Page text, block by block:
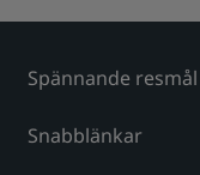
Spännande resmål
Snabblänkar